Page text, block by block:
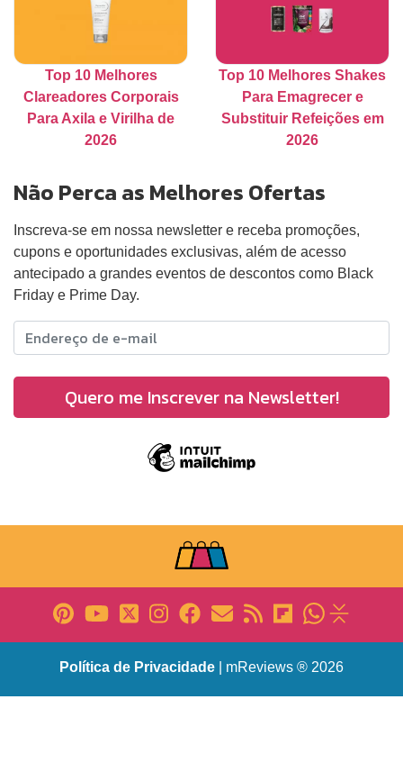
Top 10 Melhores
Clareadores Corporais
Para Axila e Virilha de
2026
Top 10 Melhores Shakes
Para Emagrecer e
Substituir Refeições em
2026
Não Perca as Melhores Ofertas
Inscreva-se em nossa newsletter e receba promoções,
cupons e oportunidades exclusivas, além de acesso
antecipado a grandes eventos de descontos como Black
Friday e Prime Day.
Política de Privacidade | mReviews ® 2026